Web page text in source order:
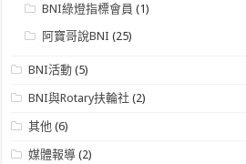
BNI綠燈指標會員 (1)
阿寶哥說BNI (25)
BNI活動 (5)
BNI與Rotary扶輪社 (2)
其他 (6)
媒體報導 (2)